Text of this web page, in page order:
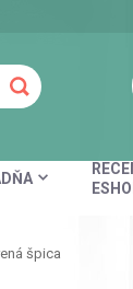
špica